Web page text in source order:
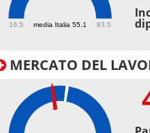
media Italia 55.1
16.5 83.5
MERCATO DEL